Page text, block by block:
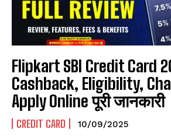
Flipkart SBI Credit Card
Cashback, Eligibility,
Apply Online पूरी जानकारी
CREDIT CARD 10/09/2025